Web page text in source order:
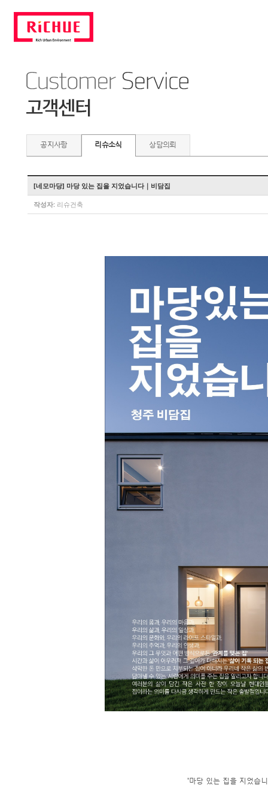
공지사항 리슈소식 상담의뢰
[네모마당] 마당 있는 집을 지었습니다｜비담집
작성자: 리슈건축
'마당 있는 집을 지었습